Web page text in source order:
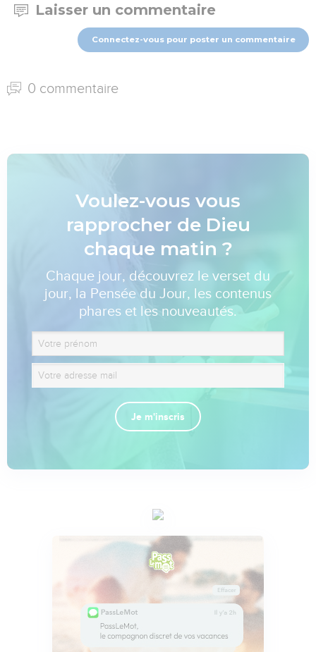
Laisser un commentaire
Connectez-vous pour poster un commentaire
0 commentaire
Voulez-vous vous
rapprocher de Dieu
chaque matin ?
Chaque jour, découvrez le verset du
jour, la Pensée du Jour, les contenus
phares et les nouveautés.
Je m'inscris